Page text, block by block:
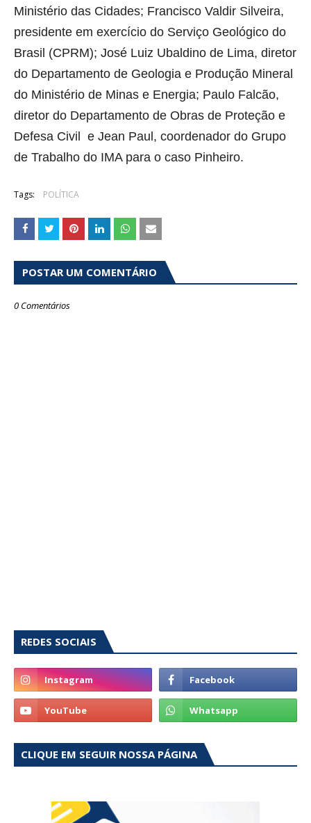
Ministério das Cidades; Francisco Valdir Silveira,
presidente em exercício do Serviço Geológico do
Brasil (CPRM); José Luiz Ubaldino de Lima, diretor
do Departamento de Geologia e Produção Mineral
do Ministério de Minas e Energia; Paulo Falcão,
diretor do Departamento de Obras de Proteção e
Defesa Civil e Jean Paul, coordenador do Grupo
de Trabalho do IMA para o caso Pinheiro.
Tags: POLÍTICA
POSTAR UM COMENTÁRIO
0 Comentários
REDES SOCIAIS
CLIQUE EM SEGUIR NOSSA PÁGINA